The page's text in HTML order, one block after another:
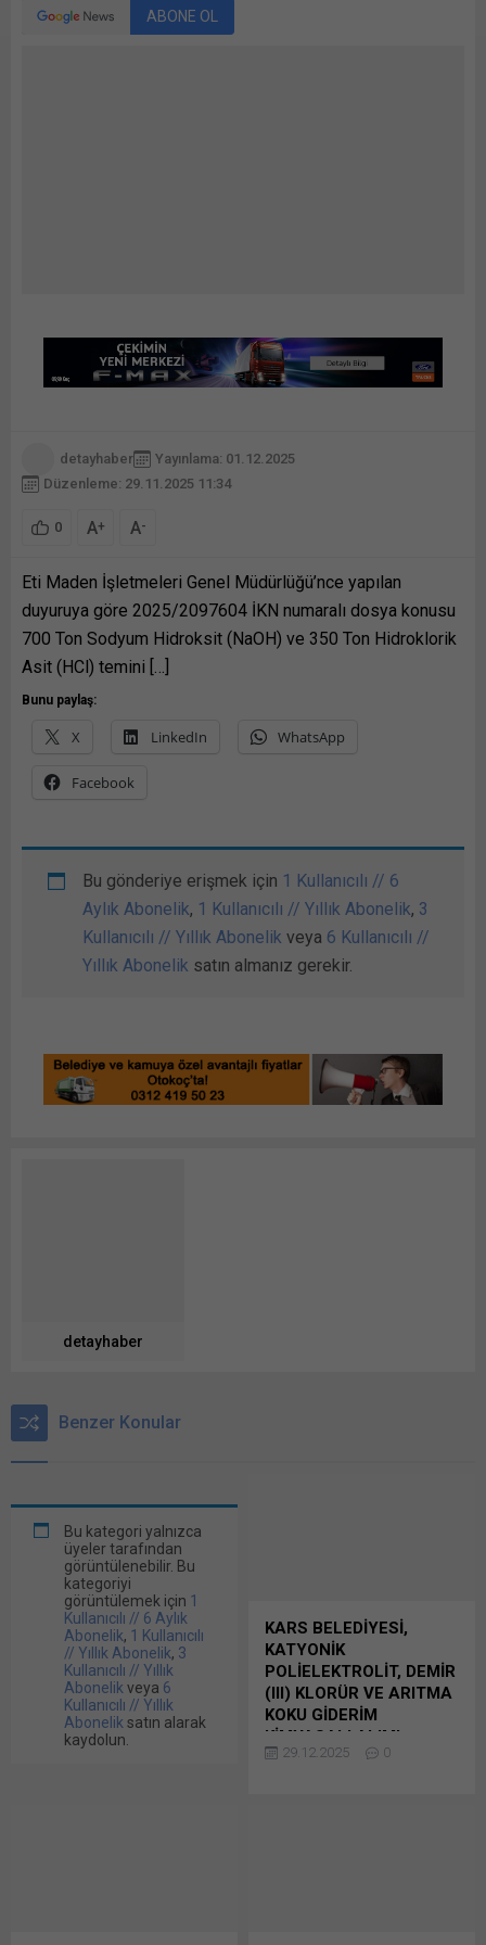
ABONE OL
detayhaber
Yayınlama: 01.12.2025
Düzenleme: 29.11.2025 11:34
0 A+ A-
Eti Maden İşletmeleri Genel Müdürlüğü’nce yapılan
duyuruya göre 2025/2097604 İKN numaralı dosya konusu
700 Ton Sodyum Hidroksit (NaOH) ve 350 Ton Hidroklorik
Asit (HCl) temini […]
Bunu paylaş:
X LinkedIn WhatsApp
Facebook
Bu gönderiye erişmek için 1 Kullanıcılı // 6
Aylık Abonelik, 1 Kullanıcılı // Yıllık Abonelik, 3
Kullanıcılı // Yıllık Abonelik veya 6 Kullanıcılı //
Yıllık Abonelik satın almanız gerekir.
detayhaber
Benzer Konular
Bu kategori yalnızca
üyeler tarafından
görüntülenebilir. Bu
kategoriyi
görüntülemek için 1
Kullanıcılı // 6 Aylık
Abonelik, 1 Kullanıcılı
// Yıllık Abonelik, 3
Kullanıcılı // Yıllık
Abonelik veya 6
Kullanıcılı // Yıllık
Abonelik satın alarak
kaydolun.
KARS BELEDİYESİ,
KATYONİK
POLİELEKTROLİT, DEMİR
(III) KLORÜR VE ARITMA
KOKU GİDERİM
KİMYASALI ALIMI
YAPACAK
29.12.2025 0